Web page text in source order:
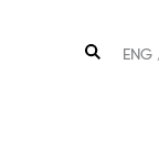
OTSING
ENG